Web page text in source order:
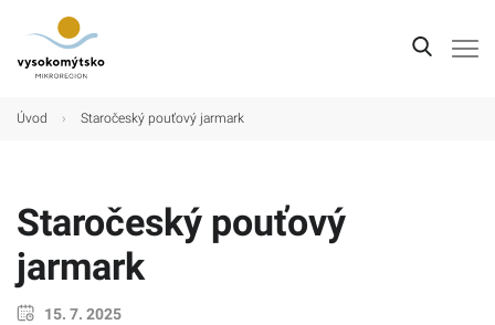
Úvod › Staročeský pouťový jarmark
Staročeský pouťový
jarmark
15. 7. 2025
Úvod
Turistické cíle
Kultura